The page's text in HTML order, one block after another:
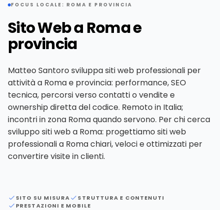
FOCUS LOCALE: ROMA E PROVINCIA
Sito Web a Roma e
provincia
Matteo Santoro sviluppa siti web professionali per
attività a Roma e provincia: performance, SEO
tecnica, percorsi verso contatti o vendite e
ownership diretta del codice. Remoto in Italia;
incontri in zona Roma quando servono. Per chi cerca
sviluppo siti web a Roma: progettiamo siti web
professionali a Roma chiari, veloci e ottimizzati per
convertire visite in clienti.
SITO SU MISURA
STRUTTURA E CONTENUTI
PRESTAZIONI E MOBILE